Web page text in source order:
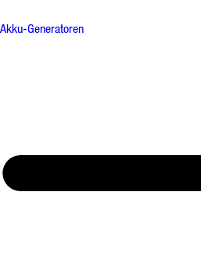
Akku-Generatoren